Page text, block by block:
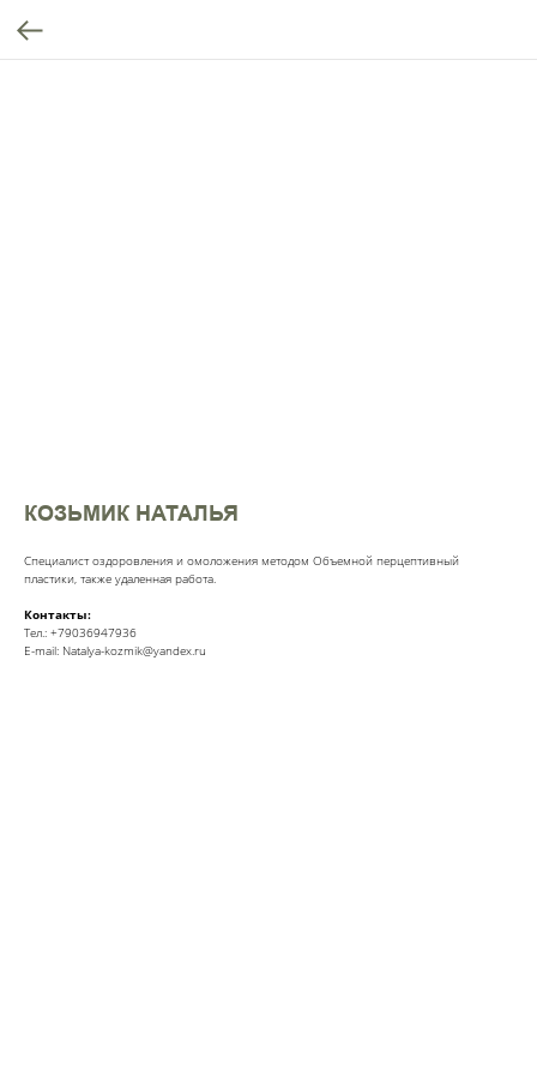
КОЗЬМИК НАТАЛЬЯ
Специалист оздоровления и омоложения методом Объемной перцептивный
пластики, также удаленная работа.
Контакты:
Тел.: +79036947936
E-mail: Natalya-kozmik@yandex.ru